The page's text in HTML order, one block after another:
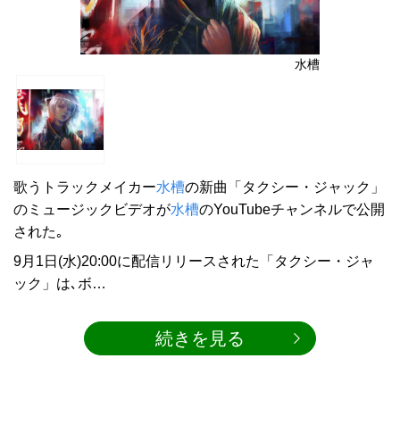
水槽
歌うトラックメイカー水槽の新曲「タクシー・ジャック」
のミュージックビデオが水槽のYouTubeチャンネルで公開
された｡
9月1日(水)20:00に配信リリースされた「タクシー・ジャ
ック」は､ボ…
続きを見る